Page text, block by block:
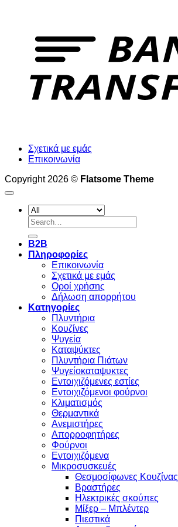
Σχετικά με εμάς
Επικοινωνία
Copyright 2026 © Flatsome Theme
Search
for:
B2B
Πληροφορίες
Επικοινωνία
Σχετικά με εμάς
Οροί χρήσης
Δήλωση απορρήτου
Κατηγορίες
Πλυντήρια
Κουζίνες
Ψυγεία
Καταψύκτες
Πλυντήρια Πιάτων
Ψυγείοκαταψυκτες
Εντοιχιζόμενες εστίες
Εντοιχιζόμενοι φούρνοι
Κλιματισμός
Θερμαντικά
Ανεμιστήρες
Απορροφητήρες
Φούρνοι
Εντoιχιζόμενα
Μικροσυσκευές
Θεσμοσίφωνες Κουζίνας
Βραστήρες
Ηλεκτρικές σκούπες
Μίξερ – Μπλέντερ
Πιεστικά